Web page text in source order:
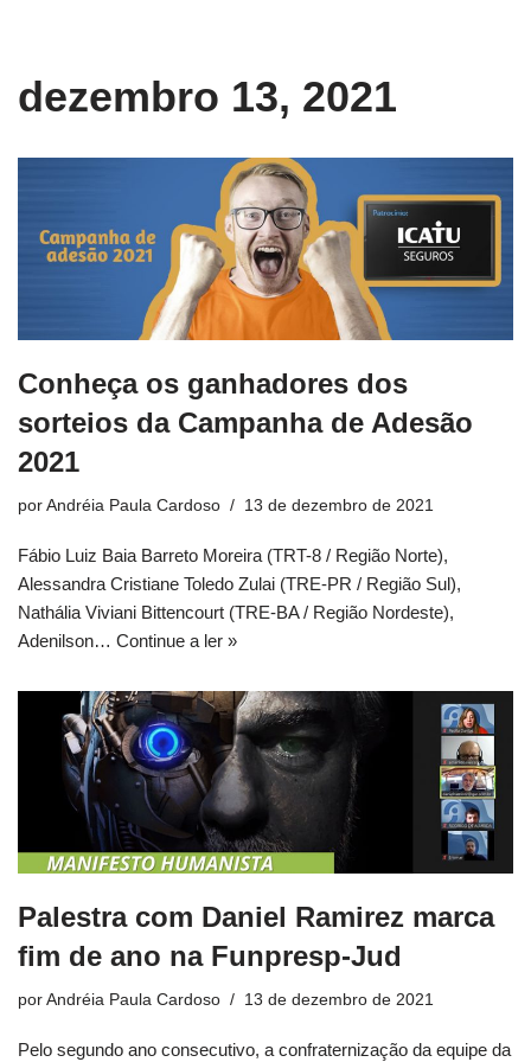
para
dezembro 13, 2021
Conheça os ganhadores dos
sorteios da Campanha de Adesão
2021
por Andréia Paula Cardoso 13 de dezembro de 2021
Fábio Luiz Baia Barreto Moreira (TRT-8 / Região Norte),
Alessandra Cristiane Toledo Zulai (TRE-PR / Região Sul),
Nathália Viviani Bittencourt (TRE-BA / Região Nordeste),
Adenilson… Continue a ler »
Palestra com Daniel Ramirez marca
fim de ano na Funpresp-Jud
por Andréia Paula Cardoso 13 de dezembro de 2021
Pelo segundo ano consecutivo, a confraternização da equipe da